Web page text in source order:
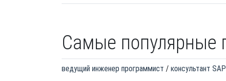
Самые популярные
ведущий инженер программист консультант SAP